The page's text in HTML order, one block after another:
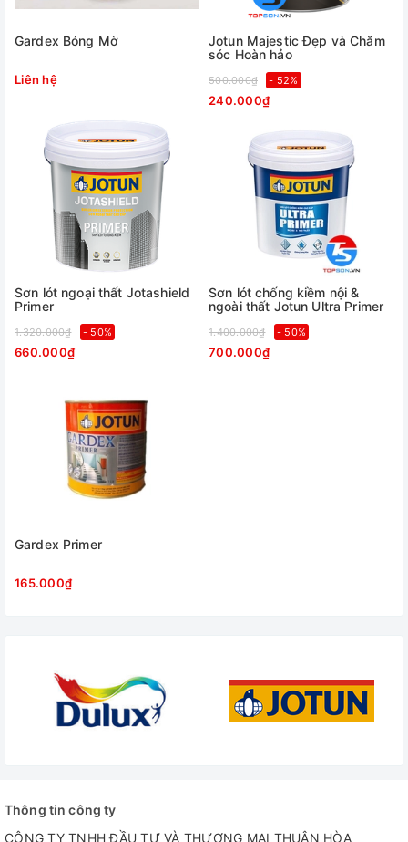
Gardex Bóng Mờ
Liên hệ
Jotun Majestic Đẹp và Chăm
sóc Hoàn hảo
500.000₫ - 52%
240.000₫
Sơn lót ngoại thất Jotashield
Primer
1.320.000₫ - 50%
660.000₫
Sơn lót chống kiềm nội &
ngoài thất Jotun Ultra Primer
1.400.000₫ - 50%
700.000₫
Gardex Primer
165.000₫
Thông tin công ty
CÔNG TY TNHH ĐẦU TƯ VÀ THƯƠNG MẠI THUẬN HÒA